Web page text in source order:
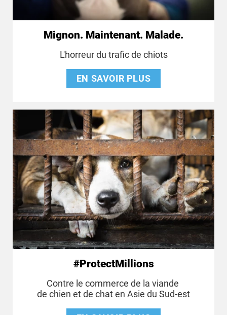
Mignon. Maintenant. Malade.
L'horreur du trafic de chiots
EN SAVOIR PLUS
#ProtectMillions
Contre le commerce de la viande
de chien et de chat en Asie du Sud-est